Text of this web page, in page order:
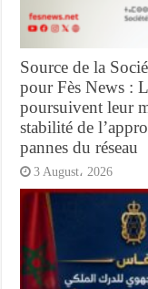
Source de la
pour Fès News :
poursuivent leur
stabilité de
pannes du réseau
3 August، 2026